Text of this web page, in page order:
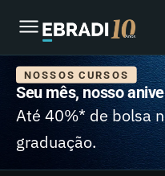
NOSSOS CURSOS
Seu mês, nosso
Até 40%* de bolsa
graduação.